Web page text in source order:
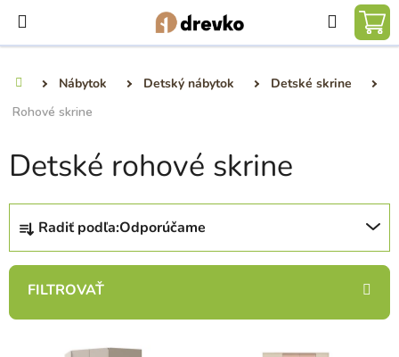
obsah
Hľadať
Nábytok Detský nábytok
Detské skrine
Rohové skrine
Detské rohové skrine
R
d
n
Radiť podľa:Odporúčame